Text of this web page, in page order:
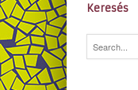
Keresés